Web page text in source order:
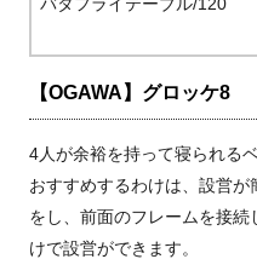
【OGAWA】グロッケ8
4人が余裕を持って寝られる
おすすめするわけは、設営
をし、前面のフレームを接
けで設営ができます。